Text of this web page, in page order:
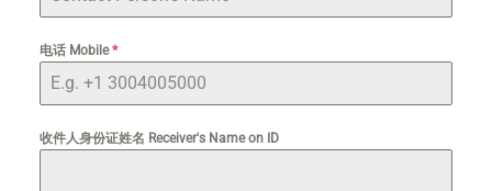
电话 Mobile*
收件人身份证姓名 Receiver's Name on ID